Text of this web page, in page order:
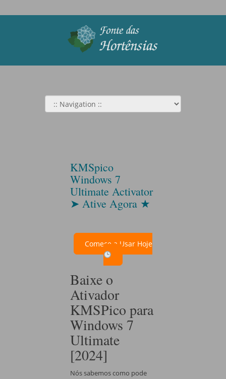
KMSpico
Windows 7
Ultimate Activator
➤ Ative Agora ★
Comece a Usar Hoje
Baixe o
Ativador
KMSPico para
Windows 7
Ultimate
[2024]
Nós sabemos como pode